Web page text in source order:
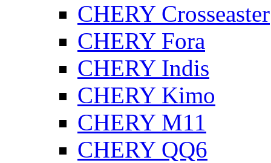
CHERY Crosseaster
CHERY Fora
CHERY Indis
CHERY Kimo
CHERY M11
CHERY QQ6